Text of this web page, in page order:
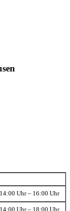
14:00 Uhr – 16:00 Uhr